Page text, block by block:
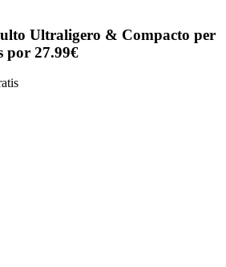
Ultraligero & Compacto per
por 27.99€